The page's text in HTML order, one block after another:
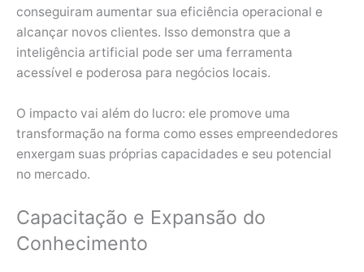
conseguiram aumentar sua eficiência operacional e
alcançar novos clientes. Isso demonstra que a
inteligência artificial pode ser uma ferramenta
acessível e poderosa para negócios locais.
O impacto vai além do lucro: ele promove uma
transformação na forma como esses empreendedores
enxergam suas próprias capacidades e seu potencial
no mercado.
Capacitação e Expansão do
Conhecimento